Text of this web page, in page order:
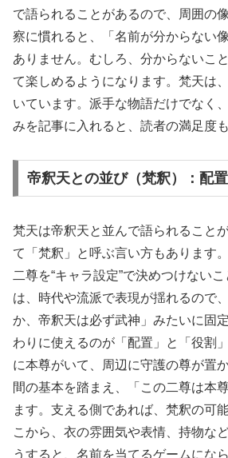
で語られることがあるので、周囲の
察に慣れると、「名前が分からない
ありません。むしろ、分からないこ
て楽しめるようになります。梵天は
いています。派手な物語だけでなく
みを記事に入れると、読者の満足度
帝釈天との並び（梵釈）：配
梵天は帝釈天と並んで語られること
て「梵釈」と呼ぶ言い方もあります
二尊を“キャラ設定”で決めつけない
は、時代や流派で表現が揺れるので
か、帝釈天は必ず武神」みたいに固
わりに使えるのが「配置」と「役割
に本尊がいて、周辺に守護の尊が置
間の基本を踏まえ、「この二尊は本
ます。支える側であれば、梵釈の可
こから、衣の雰囲気や表情、持物な
うすると、名前を当てるゲームにな